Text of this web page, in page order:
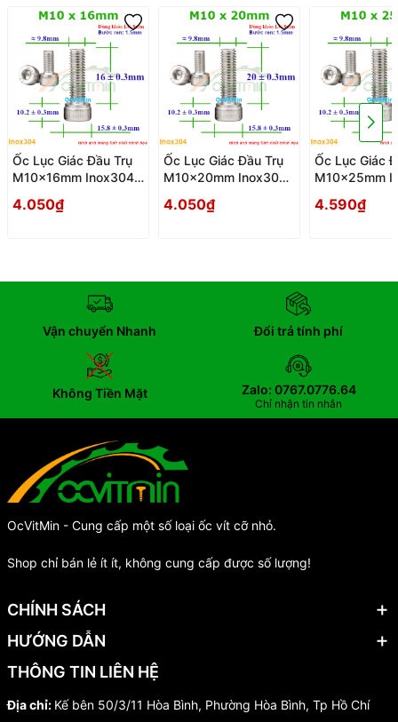
Ốc Lục Giác Đầu Trụ
M10x16mm Inox304 -
4.050₫
Ốc Lục Giác Đầu Trụ
M10x20mm Inox304
4.050₫
Ốc Lục Giác
M10x25mm
4.590₫
Vận chuyển Nhanh Đổi trả tính phí
Không Tiền Mặt Zalo: 0767.0776.64
Chỉ nhận tin nhắn
OcVitMin - Cung cấp một số loại ốc vít cỡ nhỏ.
Shop chỉ bán lẻ ít ít, không cung cấp được số lượng!
CHÍNH SÁCH
HƯỚNG DẪN
THÔNG TIN LIÊN HỆ
Địa chỉ: Kế bên 50/3/11 Hòa Bình, Phường Hòa Bình, Tp Hồ Chí